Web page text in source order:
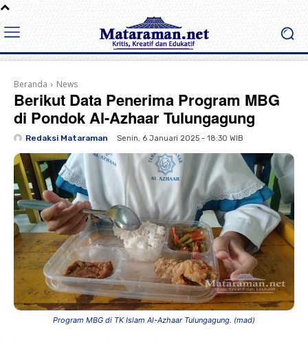
Beranda News
Berikut Data Penerima Program MBG
di Pondok Al-Azhaar Tulungagung
Redaksi Mataraman Senin, 6 Januari 2025 - 18:30 WIB
Program MBG di TK Islam Al-Azhaar Tulungagung. (mad)